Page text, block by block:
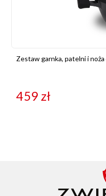
Zestaw garnka, patelni i
459 zł